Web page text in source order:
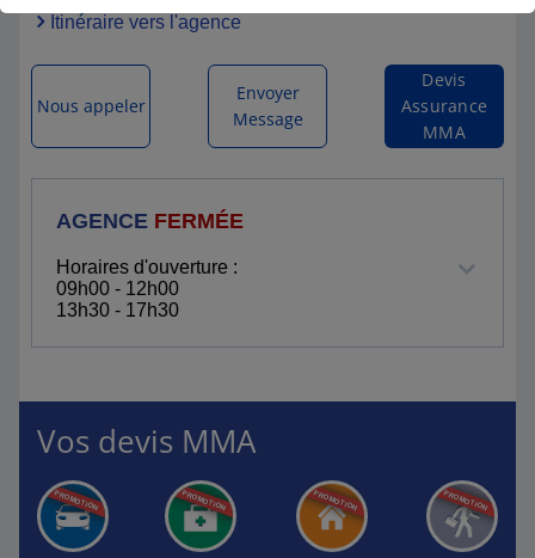
Itinéraire vers l'agence
AGENCE FERMÉE
Horaires d'ouverture :
09h00 - 12h00
13h30 - 17h30
Nous appeler
Envoyer
Message
Devis
Assurance
MMA
Vos devis MMA